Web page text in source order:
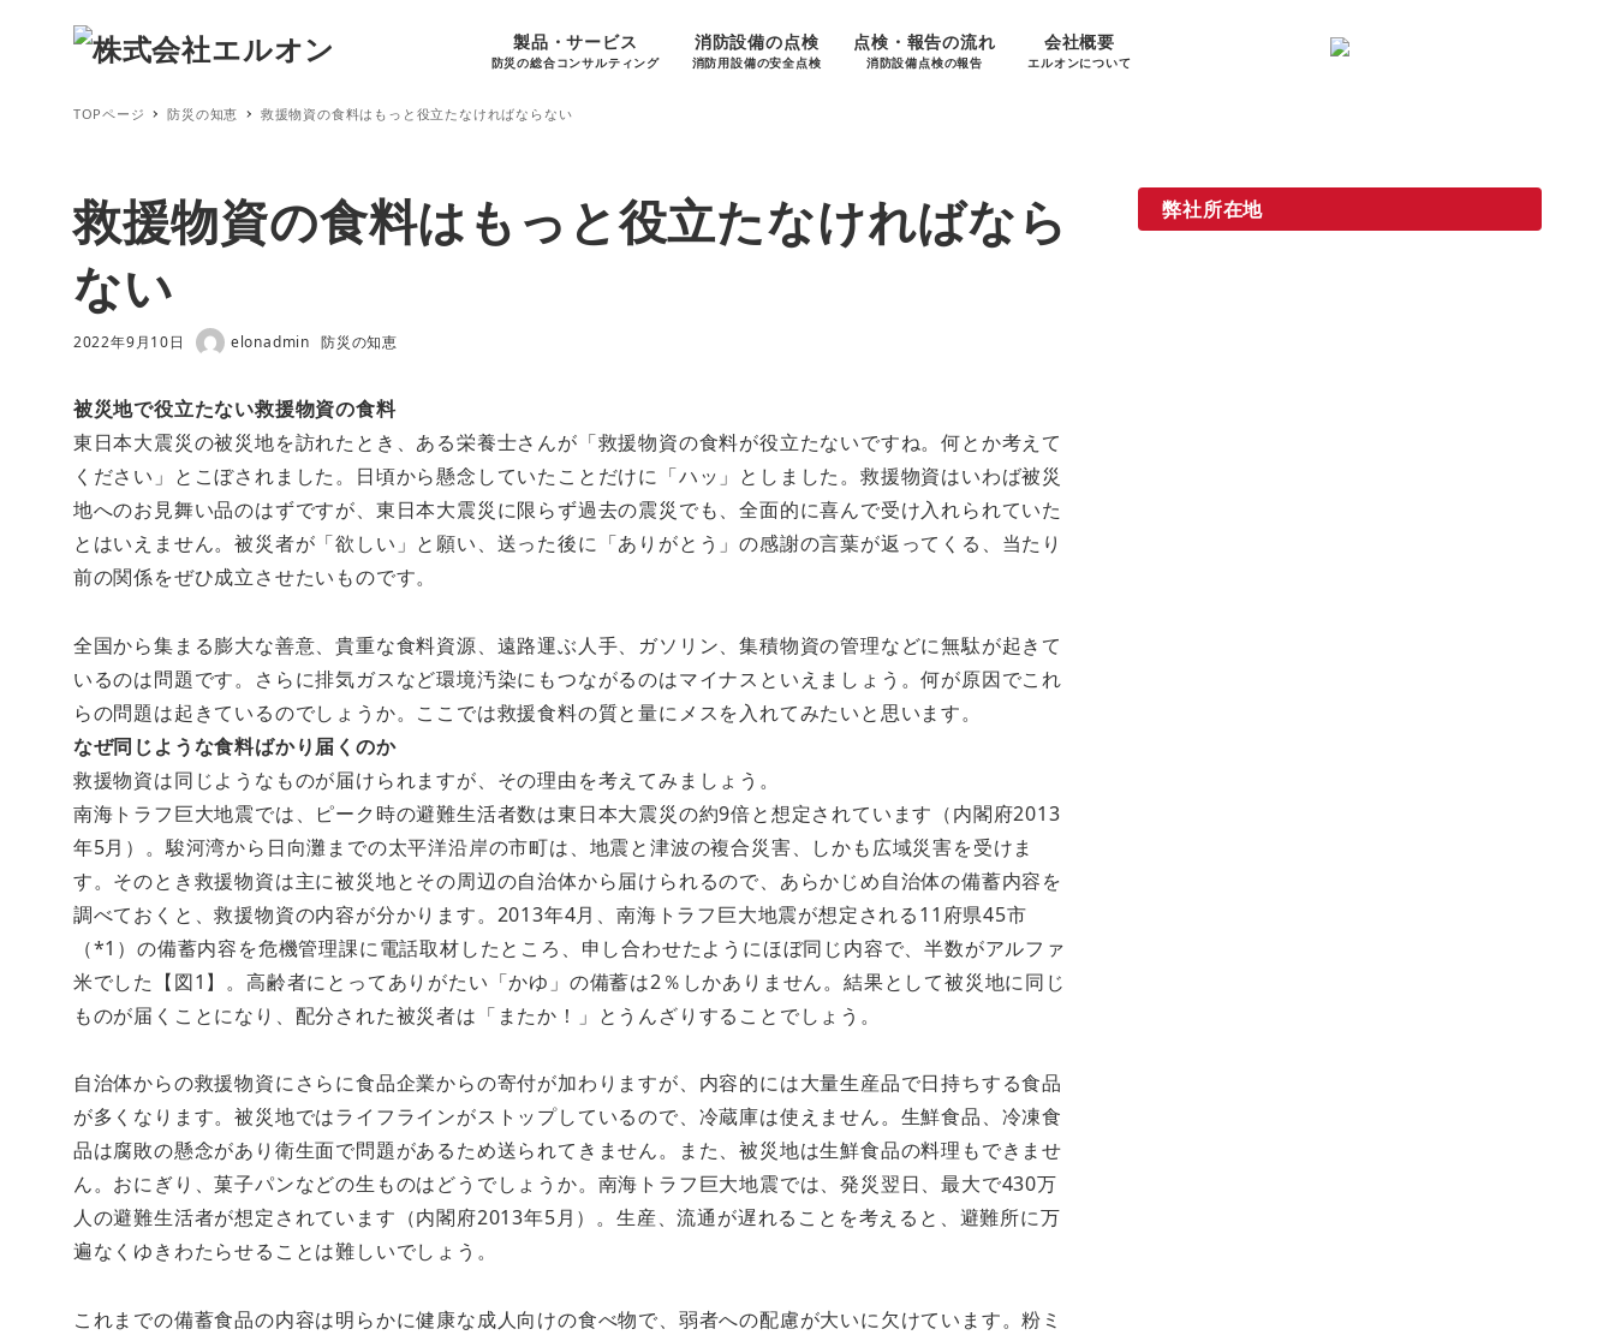
製品・サービス
防災の総合コンサルティング
消防設備の点検
消防用設備の安全点検
点検・報告の流れ
消防設備点検の報告
会社概要
エルオンについて
TOPページ 防災の知恵 救援物資の食料はもっと役立たなければならない
救援物資の食料はもっと役立たなければなら
ない
投稿日
2022年9月10日
著
elonadmin
カテゴリー
防災の知恵
被災地で役立たない救援物資の食料
東日本大震災の被災地を訪れたとき、ある栄養士さんが「救援物資の食料が役立たないですね。何とか考えて
ください」とこぼされました。日頃から懸念していたことだけに「ハッ」としました。救援物資はいわば被災
地へのお見舞い品のはずですが、東日本大震災に限らず過去の震災でも、全面的に喜んで受け入れられていた
とはいえません。被災者が「欲しい」と願い、送った後に「ありがとう」の感謝の言葉が返ってくる、当たり
前の関係をぜひ成立させたいものです。
全国から集まる膨大な善意、貴重な食料資源、遠路運ぶ人手、ガソリン、集積物資の管理などに無駄が起きて
いるのは問題です。さらに排気ガスなど環境汚染にもつながるのはマイナスといえましょう。何が原因でこれ
らの問題は起きているのでしょうか。ここでは救援食料の質と量にメスを入れてみたいと思います。
なぜ同じような食料ばかり届くのか
救援物資は同じようなものが届けられますが、その理由を考えてみましょう。
南海トラフ巨大地震では、ピーク時の避難生活者数は東日本大震災の約9倍と想定されています（内閣府2013
年5月）。駿河湾から日向灘までの太平洋沿岸の市町は、地震と津波の複合災害、しかも広域災害を受けま
す。そのとき救援物資は主に被災地とその周辺の自治体から届けられるので、あらかじめ自治体の備蓄内容を
調べておくと、救援物資の内容が分かります。2013年4月、南海トラフ巨大地震が想定される11府県45市
（*1）の備蓄内容を危機管理課に電話取材したところ、申し合わせたようにほぼ同じ内容で、半数がアルファ
米でした【図1】。高齢者にとってありがたい「かゆ」の備蓄は2％しかありません。結果として被災地に同じ
ものが届くことになり、配分された被災者は「またか！」とうんざりすることでしょう。
自治体からの救援物資にさらに食品企業からの寄付が加わりますが、内容的には大量生産品で日持ちする食品
が多くなります。被災地ではライフラインがストップしているので、冷蔵庫は使えません。生鮮食品、冷凍食
品は腐敗の懸念があり衛生面で問題があるため送られてきません。また、被災地は生鮮食品の料理もできませ
ん。おにぎり、菓子パンなどの生ものはどうでしょうか。南海トラフ巨大地震では、発災翌日、最大で430万
人の避難生活者が想定されています（内閣府2013年5月）。生産、流通が遅れることを考えると、避難所に万
遍なくゆきわたらせることは難しいでしょう。
これまでの備蓄食品の内容は明らかに健康な成人向けの食べ物で、弱者への配慮が大いに欠けています。粉ミ
弊社所在地